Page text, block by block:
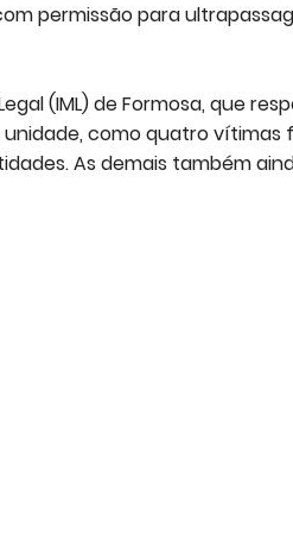
permissão para
(IML) de Formosa, que
como quatro vítimas
As demais também